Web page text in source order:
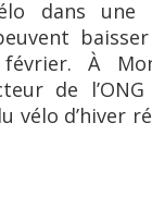
dans
baisser
À
de
vélo d’hiver